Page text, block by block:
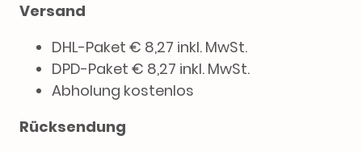
Versand
DHL-Paket € 8,27 inkl. MwSt.
DPD-Paket € 8,27 inkl. MwSt.
Abholung kostenlos
Rücksendung